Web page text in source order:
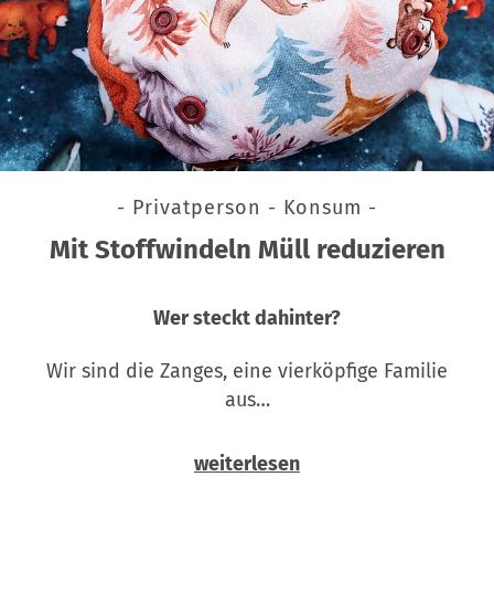
- Privatperson - Konsum -
Mit Stoffwindeln Müll reduzieren
Wer steckt dahinter?
Wir sind die Zanges, eine vierköpfige Familie
aus…
weiterlesen